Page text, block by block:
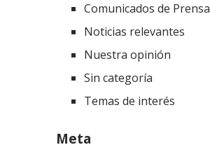
Comunicados de Prensa
Noticias relevantes
Nuestra opinión
Sin categoría
Temas de interés
Meta